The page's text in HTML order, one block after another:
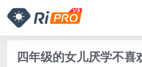
四年级的女儿厌学不喜